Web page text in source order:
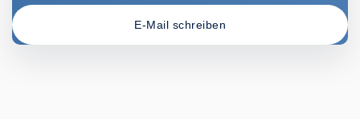
E-Mail schreiben